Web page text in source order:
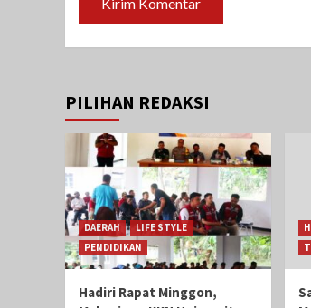
PILIHAN REDAKSI
DAERAH
LIFE STYLE
PENDIDIKAN
Hadiri Rapat Minggon,